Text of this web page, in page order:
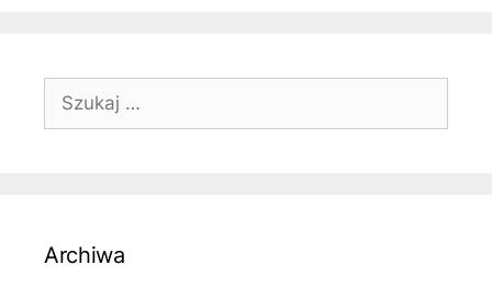
Szukaj:
Archiwa